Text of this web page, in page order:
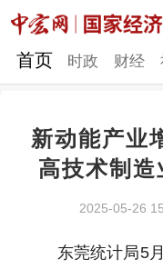
时政 财
首页 时政 财经
新动能产业
高技术制
2025-05-26
东莞统计局5月